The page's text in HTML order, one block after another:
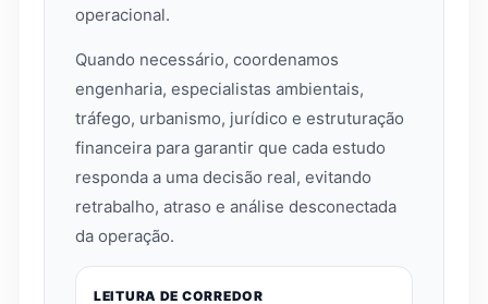
operacional.
Quando necessário, coordenamos
engenharia, especialistas ambientais,
tráfego, urbanismo, jurídico e estruturação
financeira para garantir que cada estudo
responda a uma decisão real, evitando
retrabalho, atraso e análise desconectada
da operação.
LEITURA DE CORREDOR